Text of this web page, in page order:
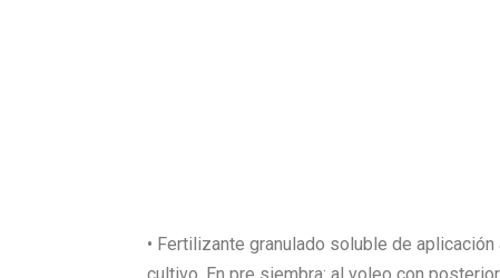
• Fertilizante granulado soluble de